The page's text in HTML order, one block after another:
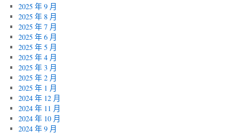
2025 年 9 月
2025 年 8 月
2025 年 7 月
2025 年 6 月
2025 年 5 月
2025 年 4 月
2025 年 3 月
2025 年 2 月
2025 年 1 月
2024 年 12 月
2024 年 11 月
2024 年 10 月
2024 年 9 月